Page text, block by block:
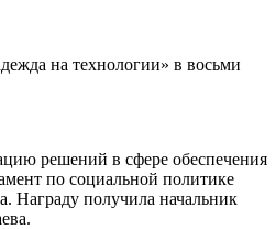
на технологии» в восьми
решений в сфере обеспечения
по социальной политике
Награду получила начальник